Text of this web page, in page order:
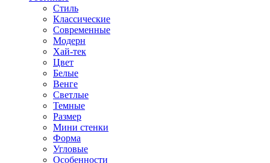
Стиль
Классические
Современные
Модерн
Хай-тек
Цвет
Белые
Венге
Светлые
Темные
Размер
Мини стенки
Форма
Угловые
Особенности